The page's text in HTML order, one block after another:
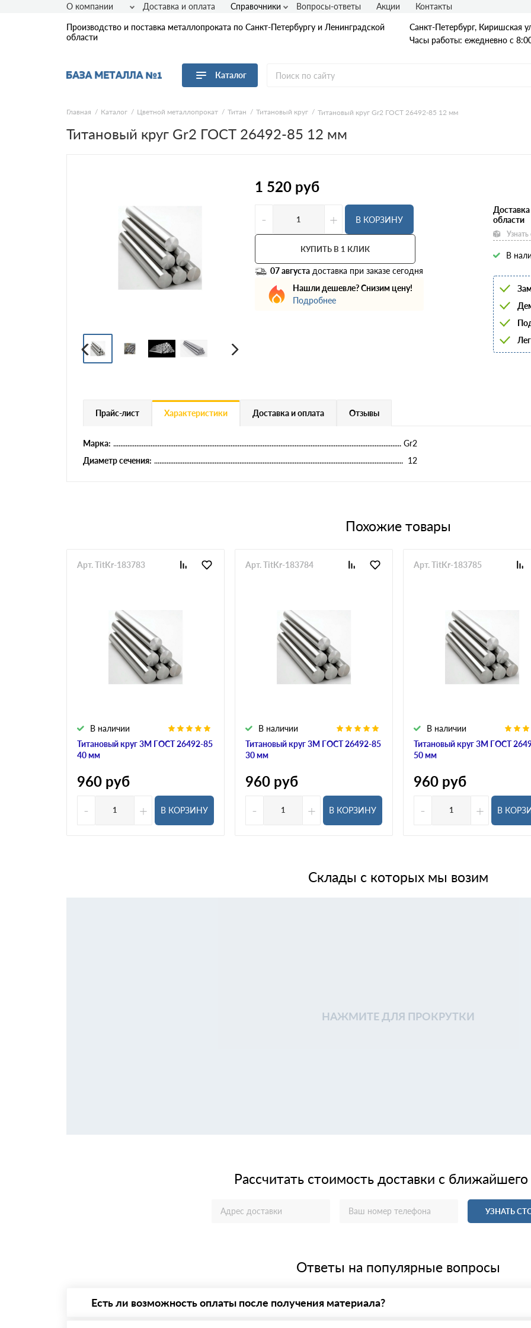
Производство и поставка металлопроката по Санкт-Петербургу и Ленинградской
области
Санкт-Петербург, Киришская
Часы работы: ежедневно с
Каталог
Перейти в каталог
Арматура
Фасонный прокат
Оцинкованный прокат
Рулонная сталь
Винтовые сваи
Профнастил
Евроштакетник
Гладкая А1
A400
25Г2С
А500С
Для фундамента
Композитная арматура
6
10
12
О компании Доставка и оплата Справочники Вопросы-ответы Акции Контакты
Главная Каталог Цветной металлопрокат Титан Титановый круг Титановый круг Gr2 ГОСТ 26492-85 12 мм
Титановый круг Gr2 ГОСТ 26492-85 12 мм
1 520 руб
- + В КОРЗИНУ
КУПИТЬ В 1 КЛИК
07 августа доставка при заказе сегодня
Нашли дешевле? Снизим цену!
Подробнее
области
В
Прайс-лист Характеристики Доставка и оплата Отзывы
Марка:
Gr2
Диаметр сечения:
12
Похожие товары
Титановый круг 3М ГОСТ 26492-85
40 мм
В наличии
Арт. TitKr-183783
960 руб
-
+ В КОРЗИНУ
Титановый круг 3М ГОСТ 26492-85
30 мм
В наличии
Арт. TitKr-183784
960 руб
-
+ В КОРЗИНУ
Титановый круг 3М ГОСТ
50 мм
В наличии
Арт. TitKr-183785
960 руб
-
+ В
Склады с которых мы возим
НАЖМИТЕ ДЛЯ ПРОКРУТКИ
Рассчитать стоимость доставки с ближайшего
УЗНАТЬ
Ответы на популярные вопросы
Есть ли возможность оплаты после получения материала?